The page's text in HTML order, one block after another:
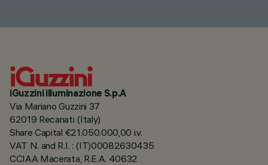
iGuzzini illuminazione S.p.A
Via Mariano Guzzini 37
62019 Recanati (Italy)
Share Capital €21.050.000,00 i.v.
VAT N. and R.I. : (IT)00082630435
CCIAA Macerata, R.E.A. 40632